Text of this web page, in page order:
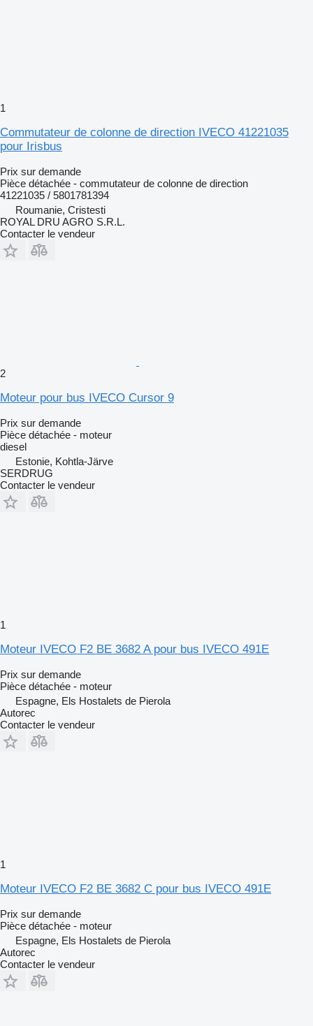
1
Commutateur de colonne de direction IVECO 41221035
pour Irisbus
Prix sur demande
Pièce détachée - commutateur de colonne de direction
41221035 / 5801781394
Roumanie, Cristesti
ROYAL DRU AGRO S.R.L.
Contacter le vendeur
2
Moteur pour bus IVECO Cursor 9
Prix sur demande
Pièce détachée - moteur
diesel
Estonie, Kohtla-Järve
SERDRUG
Contacter le vendeur
1
Moteur IVECO F2 BE 3682 A pour bus IVECO 491E
Prix sur demande
Pièce détachée - moteur
Espagne, Els Hostalets de Pierola
Autorec
Contacter le vendeur
1
Moteur IVECO F2 BE 3682 C pour bus IVECO 491E
Prix sur demande
Pièce détachée - moteur
Espagne, Els Hostalets de Pierola
Autorec
Contacter le vendeur